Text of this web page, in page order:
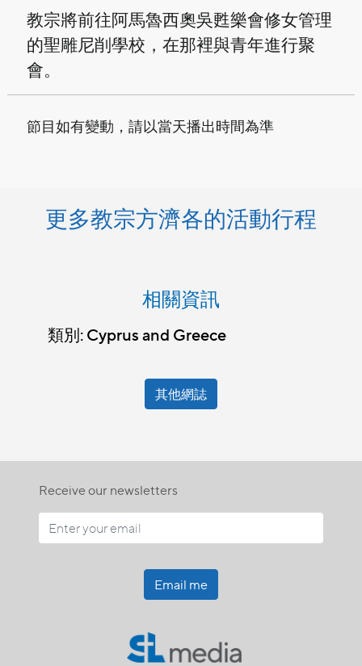
教宗將前往阿馬魯西奧吳甦樂會修女管理
的聖雕尼削學校，在那裡與青年進行聚
會。
節目如有變動，請以當天播出時間為準
更多教宗方濟各的活動行程
相關資訊
類別: Cyprus and Greece
其他網誌
Receive our newsletters
Email me